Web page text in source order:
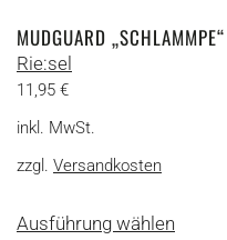
MUDGUARD „SCHLAMMPE“
Rie:sel
11,95 €
inkl. MwSt.
zzgl. Versandkosten
Ausführung wählenProdukt